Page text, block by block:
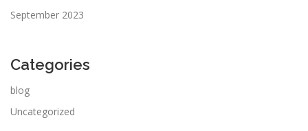
September 2023
Categories
blog
Uncategorized